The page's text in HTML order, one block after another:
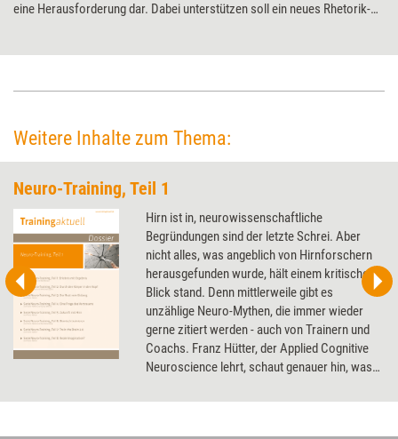
eine Herausforderung dar. Dabei unterstützen soll ein neues Rhetorik-
Weitere Inhalte zum Thema:
Neuro-Training, Teil 1
Hirn ist in, neurowissenschaftliche
Begründungen sind der letzte Schrei. Aber
nicht alles, was angeblich von Hirnforschern
herausgefunden wurde, hält einem kritischen
Blick stand. Denn mittlerweile gibt es
unzählige Neuro-Mythen, die immer wieder
gerne zitiert werden - auch von Trainern und
Coachs. Franz Hütter, der Applied Cognitive
Neuroscience lehrt, schaut genauer hin, was
Trainer und Coachs es für ihre Arbeit nutzen